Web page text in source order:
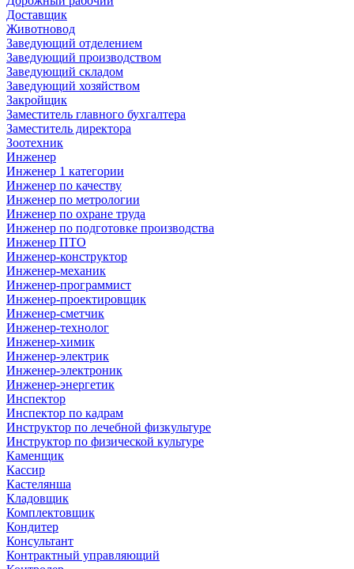
Доставщик
Животновод
Заведующий отделением
Заведующий производством
Заведующий складом
Заведующий хозяйством
Закройщик
Заместитель главного бухгалтера
Заместитель директора
Зоотехник
Инженер
Инженер 1 категории
Инженер по качеству
Инженер по метрологии
Инженер по охране труда
Инженер по подготовке производства
Инженер ПТО
Инженер-конструктор
Инженер-механик
Инженер-программист
Инженер-проектировщик
Инженер-сметчик
Инженер-технолог
Инженер-химик
Инженер-электрик
Инженер-электроник
Инженер-энергетик
Инспектор
Инспектор по кадрам
Инструктор по лечебной физкультуре
Инструктор по физической культуре
Каменщик
Кассир
Кастелянша
Кладовщик
Комплектовщик
Кондитер
Консультант
Контрактный управляющий